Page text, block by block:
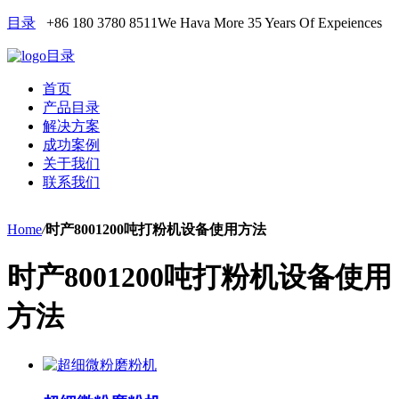
目录 +86 180 3780 8511We Hava More 35 Years Of Expeiences
目录
首页
产品目录
解决方案
成功案例
关于我们
联系我们
Home/时产8001200吨打粉机设备使用方法
时产8001200吨打粉机设备使用
方法